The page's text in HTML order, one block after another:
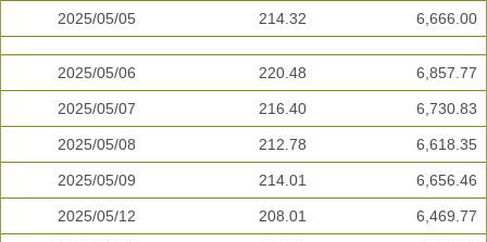
2025/05/05 214.32 6,666.00
2025/05/06 220.48 6,857.77
2025/05/07 216.40 6,730.83
2025/05/08 212.78 6,618.35
2025/05/09 214.01 6,656.46
2025/05/12 208.01 6,469.77